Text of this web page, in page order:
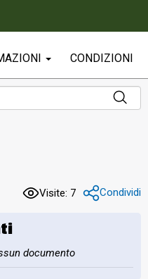
CONDIZIONI
Visite: 7 Condividi
documento